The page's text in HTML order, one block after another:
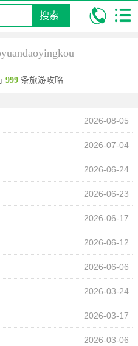
搜索
999 条旅游攻略
2026-08-05
2026-07-04
2026-06-24
2026-06-23
2026-06-17
2026-06-12
2026-06-06
2026-03-24
2026-03-17
2026-03-06